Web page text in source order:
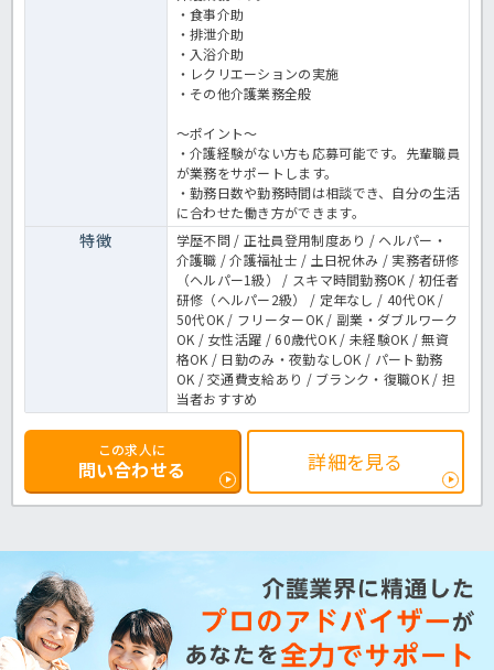
・食事介助
・排泄介助
・入浴介助
・レクリエーションの実施
・その他介護業務全般
～ポイント～
・介護経験がない方も応募可能です。先輩職員
が業務をサポートします。
・勤務日数や勤務時間は相談でき、自分の生活
に合わせた働き方ができます。
特徴
学歴不問 / 正社員登用制度あり / ヘルパー・
介護職 / 介護福祉士 / 土日祝休み / 実務者研修
（ヘルパー1級） / スキマ時間勤務OK / 初任者
研修（ヘルパー2級） / 定年なし / 40代OK /
50代OK / フリーターOK / 副業・ダブルワーク
OK / 女性活躍 / 60歳代OK / 未経験OK / 無資
格OK / 日勤のみ・夜勤なしOK / パート勤務
OK / 交通費支給あり / ブランク・復職OK / 担
当者おすすめ
この求人に
問い合わせる 詳細を見る